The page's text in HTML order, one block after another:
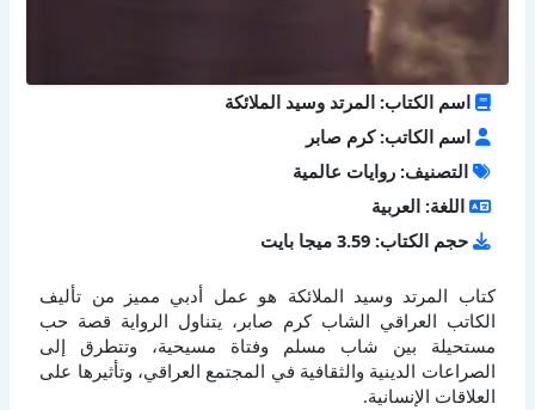
اسم الكتاب: المرتد وسيد الملائكة
اسم الكاتب: كرم صابر
التصنيف: روايات عالمية
اللغة: العربية
حجم الكتاب: 3.59 ميجا بايت
كتاب المرتد وسيد الملائكة هو عمل أدبي مميز من تأليف
الكاتب العراقي الشاب كرم صابر، يتناول الرواية قصة حب
مستحيلة بين شاب مسلم وفتاة مسيحية، وتتطرق إلى
الصراعات الدينية والثقافية في المجتمع العراقي، وتأثيرها على
العلاقات الإنسانية.